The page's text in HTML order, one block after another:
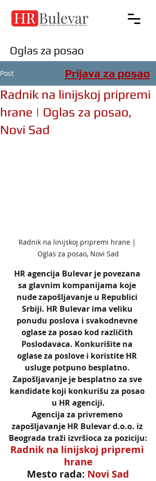
Oglas za posao
Post
Radnik na linijskoj pripremi
hrane | Oglas za posao,
Novi Sad
Radnik na linijskoj pripremi hrane |
Oglas za posao, Novi Sad
HR agencija Bulevar je povezana
sa glavnim kompanijama koje
nude zapošljavanje u Republici
Srbiji. HR Bulevar ima veliku
ponudu poslova i svakodnevne
oglase za posao kod različith
Poslodavaca. Konkurišite na
oglase za poslove i koristite HR
usluge potpuno besplatno.
Zapošljavanje je besplatno za sve
kandidate koji konkurišu za posao
u HR agenciji.
Agencija za privremeno
zapošljavanje HR Bulevar d.o.o. iz
Beograda traži izvršioca za poziciju:
Radnik na linijskoj pripremi
hrane
Mesto rada: Novi Sad
Prijava za posao